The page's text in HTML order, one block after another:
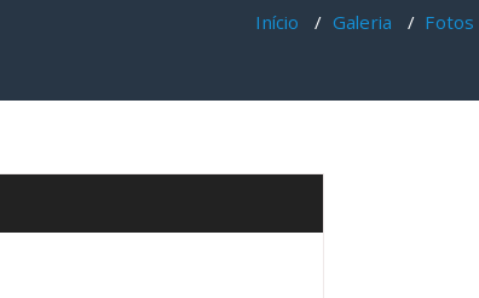
Início / Galeria / Fotos